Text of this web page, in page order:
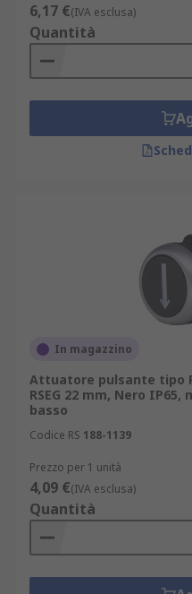
6,17 €(IVA esclusa)
Quantità
In magazzino
Attuatore pulsante tipo
RSEG 22 mm, Nero
basso
Codice RS 188-1139
Prezzo per 1 unità
4,09 €(IVA esclusa)
Quantità